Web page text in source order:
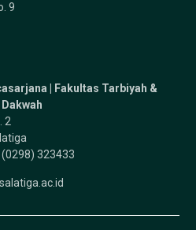
9
| Fakultas Tarbiyah &
2
323433